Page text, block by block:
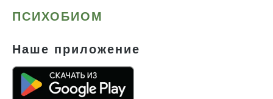
ПСИХОБИОМ
Наше приложение